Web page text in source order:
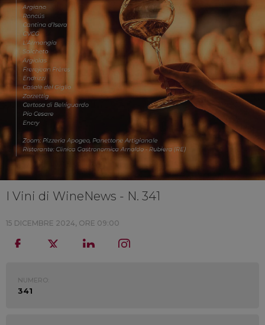
I Vini di WineNews - N. 341
15 DICEMBRE 2024, ORE 09:00
NUMERO:
341